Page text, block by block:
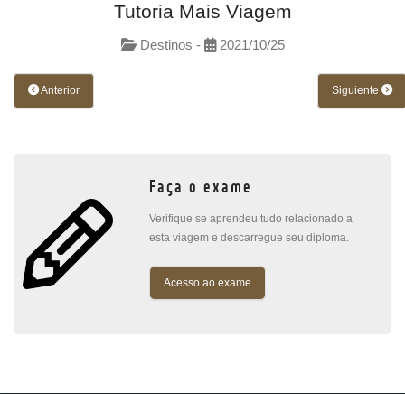
Tutoria Mais Viagem
Destinos - 2021/10/25
Anterior Siguiente
Faça o exame
Verifique se aprendeu tudo relacionado a
esta viagem e descarregue seu diploma.
Acesso ao exame